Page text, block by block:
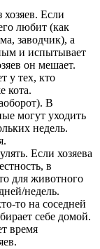
Если
любит (как
заводчик), а
и испытывает
он мешает.
у тех, кто
кота.
В
могут уходить
недель.
Если хозяева
в
для животного
недель.
то на соседней
себе домой.
время